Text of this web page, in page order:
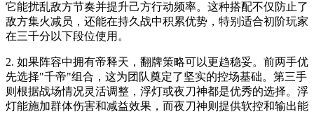
它能扰乱敌方节奏并提升己方行动频率。这种搭配不仅防止了
敌方集火减员，还能在持久战中积累优势，特别适合初阶玩家
在三千分以下段位使用。
2. 如果阵容中拥有帝释天，翻牌策略可以更趋稳妥。前两手优
先选择"千帝"组合，这为团队奠定了坚实的控场基础。第三手
则根据战场情况灵活调整，浮灯或夜刀神都是优秀的选择。浮
灯能施加群体伤害和减益效果，而夜刀神则提供软控和输出能